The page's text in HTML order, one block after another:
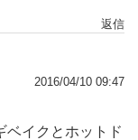
返信
2016/04/10 09:47
ベイクとホットド